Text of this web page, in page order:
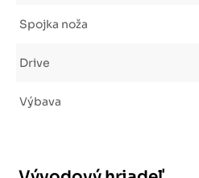
Spojka noža
Drive
Výbava